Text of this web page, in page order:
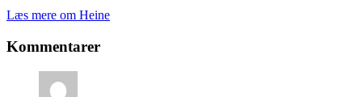
Læs mere om Heine
Læserinteraktioner
Kommentarer